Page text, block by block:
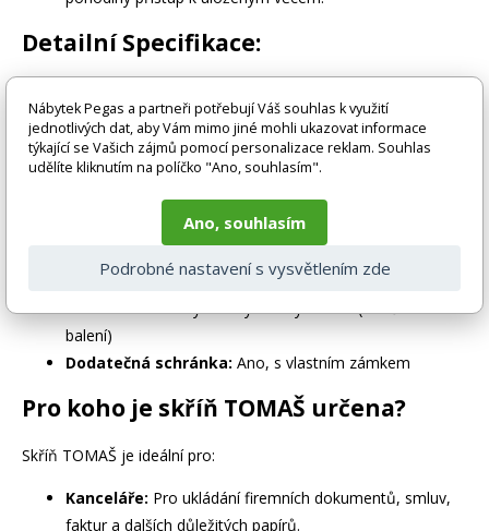
Detailní Specifikace:
Šířka:90 cm
Hloubka: 45 cm
Váha:45 kg
Antracitová (RAL 7016)
Ocel (tloušťka 0,6 mm)
Nosnost polic: 200 kg (celkem)
Zámek:Tříbodový uzamykatelný zámek (2 klíče v
balení)
Dodatečná schránka: Ano, s vlastním zámkem
Pro koho je skříň TOMAŠ určena?
Skříň TOMAŠ je ideální pro:
Kanceláře: Pro ukládání firemních dokumentů, smluv,
faktur a dalších důležitých papírů.
Nábytek Pegas a partneři potřebují Váš souhlas k využití
jednotlivých dat, aby Vám mimo jiné mohli ukazovat informace
týkající se Vašich zájmů pomocí personalizace reklam. Souhlas
udělíte kliknutím na políčko "Ano, souhlasím".
Ano, souhlasím
Podrobné nastavení s vysvětlením zde